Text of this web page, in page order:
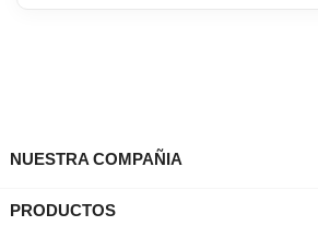
NUESTRA COMPAÑIA
PRODUCTOS